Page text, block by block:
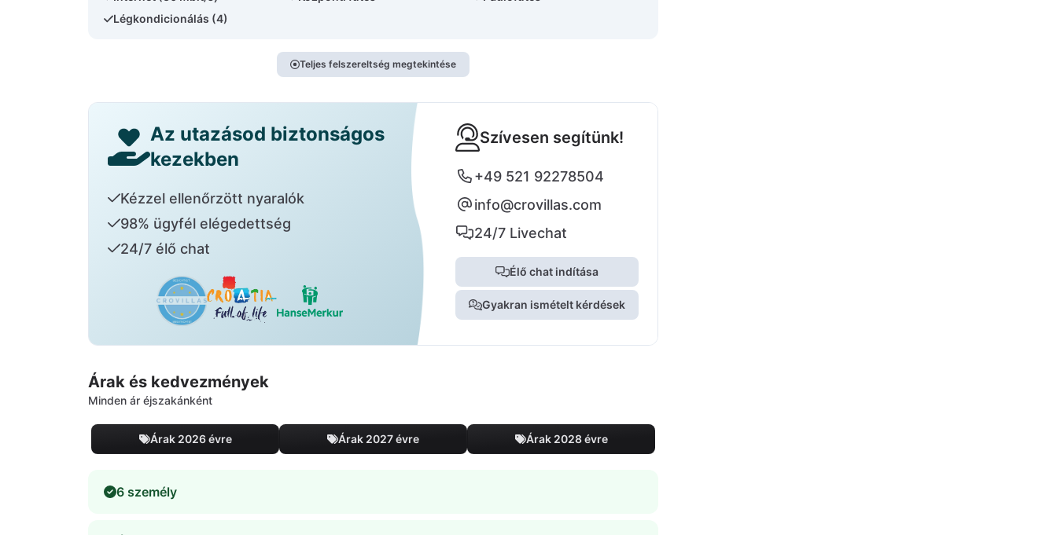
Légkondicionálás (4)
Teljes felszereltség megtekintése
Az utazásod biztonságos
kezekben
Kézzel ellenőrzött nyaralók
98% ügyfél elégedettség
24/7 élő chat
Szívesen segítünk!
+49 521 92278504
info@crovillas.com
24/7 Livechat
Élő chat indítása
Gyakran ismételt kérdések
Árak és kedvezmények
Minden ár éjszakánként
Árak 2026 évre Árak 2027 évre Árak 2028 évre
6 személy